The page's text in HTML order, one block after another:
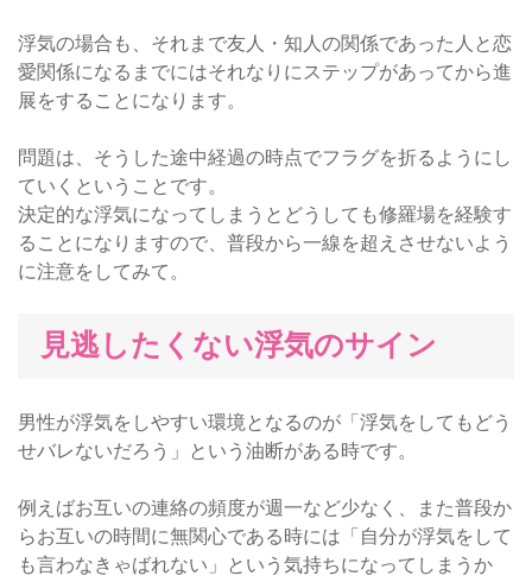
浮気の場合も、それまで友人・知人の関係であった人と恋
愛関係になるまでにはそれなりにステップがあってから進
展をすることになります。
問題は、そうした途中経過の時点でフラグを折るようにし
ていくということです。
決定的な浮気になってしまうとどうしても修羅場を経験す
ることになりますので、普段から一線を超えさせないよう
に注意をしてみて。
見逃したくない浮気のサイン
男性が浮気をしやすい環境となるのが「浮気をしてもどう
せバレないだろう」という油断がある時です。
例えばお互いの連絡の頻度が週一など少なく、また普段か
らお互いの時間に無関心である時には「自分が浮気をして
も言わなきゃばれない」という気持ちになってしまうか